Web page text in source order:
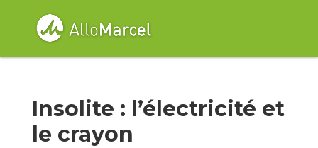
Insolite : l’électricité et
le crayon